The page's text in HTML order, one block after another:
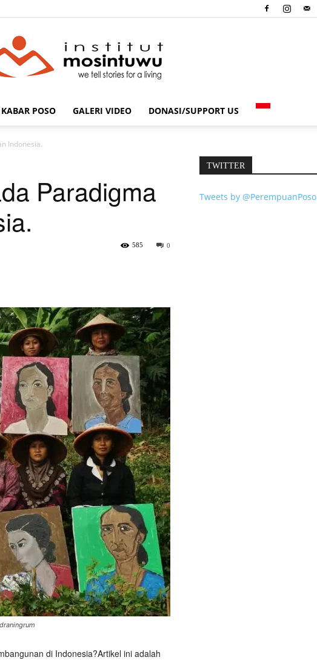
KABAR POSO GALERI VIDEO DONASI/SUPPORT US
Indonesia.
Paradigma
0
585
di Indonesia?Artikel ini adalah
TWITTER
Tweets by @PerempuanPoso